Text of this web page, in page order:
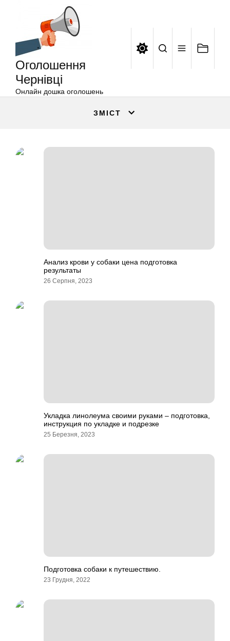
Оголошення
Чернівці
Онлайн дошка оголошень
ЗМІСТ
Анализ крови у собаки цена подготовка
результаты
26 Серпня, 2023
Укладка линолеума своими руками – подготовка,
инструкция по укладке и подрезке
25 Березня, 2023
Подготовка собаки к путешествию.
23 Грудня, 2022